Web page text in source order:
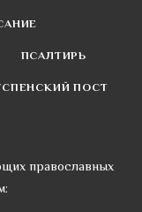
ПСАЛТИРЬ
ПОСТ
православных